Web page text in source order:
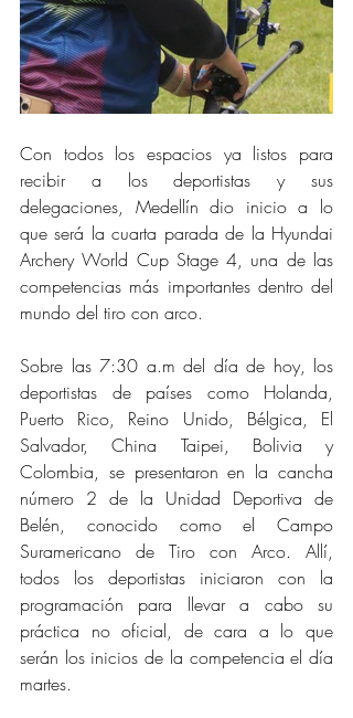
Con todos los espacios ya listos para
recibir a los deportistas y sus
delegaciones, Medellín dio inicio a lo
que será la cuarta parada de la Hyundai
Archery World Cup Stage 4, una de las
competencias más importantes dentro del
mundo del tiro con arco.
Sobre las 7:30 a.m del día de hoy, los
deportistas de países como Holanda,
Puerto Rico, Reino Unido, Bélgica, El
Salvador, China Taipei, Bolivia y
Colombia, se presentaron en la cancha
número 2 de la Unidad Deportiva de
Belén, conocido como el Campo
Suramericano de Tiro con Arco. Allí,
todos los deportistas iniciaron con la
programación para llevar a cabo su
práctica no oficial, de cara a lo que
serán los inicios de la competencia el día
martes.